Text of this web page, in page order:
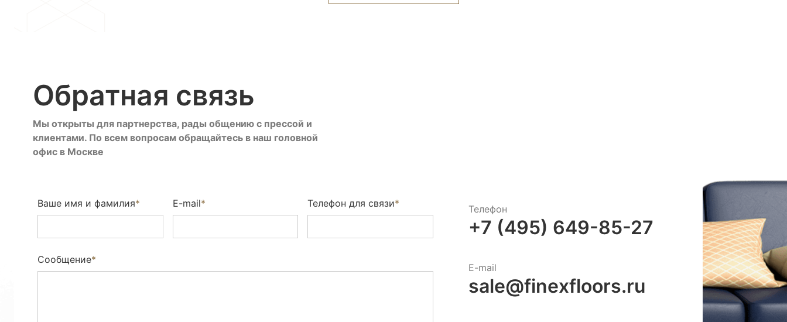
Обратная связь
Мы открыты для партнерства, рады общению с прессой и
клиентами. По всем вопросам обращайтесь в наш головной
офис в Москве
Ваше имя и фамилия* E-mail* Телефон для связи*
Сообщение*
Телефон
+7 (495) 649-85-27
E-mail
sale@finexfloors.ru